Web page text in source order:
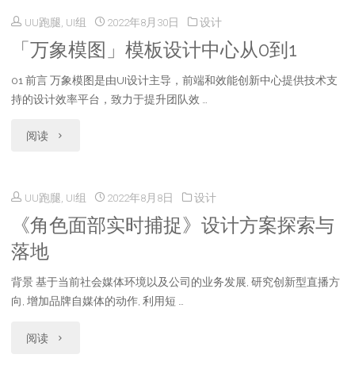
能"
微
前
端
UU跑腿, UI组 2022年8月30日 设计
「万象模图」模板设计中心从0到1
01 前言 万象模图是由UI设计主导，前端和效能创新中心提供技术支
持的设计效率平台，致力于提升团队效 …
阅读 "「万
模
图」
板
UU跑腿, UI组 2022年8月8日 设计
《角色面部实时捕捉》设计方案探索与
落地
背景 基于当前社会媒体环境以及公司的业务发展, 研究创新型直播方
向, 增加品牌自媒体的动作, 利用短 …
阅读 "《角